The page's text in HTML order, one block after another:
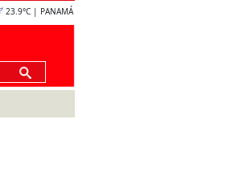
23.9°C | PANAMÁ